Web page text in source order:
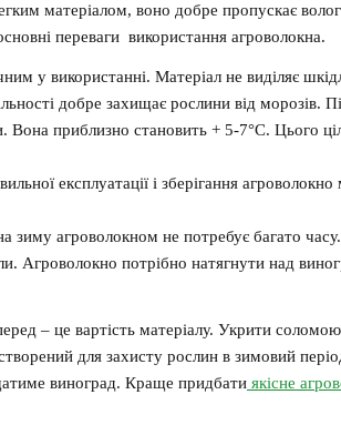
матеріалом, воно добре пропускає
переваги використання агроволокна.
у використанні. Матеріал не виділяє
добре захищає рослини від морозів.
Вона приблизно становить + 5-7°С. Цього
експлуатації і зберігання
зиму агроволокном не потребує багато
Агроволокно потрібно натягнути над
– це вартість матеріалу. Укрити
для захисту рослин в зимовий
виноград. Краще придбати якісне